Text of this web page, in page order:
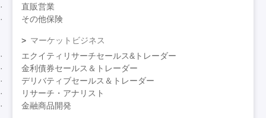
直販営業
その他保険
マーケットビジネス
エクイティリサーチセールス&トレーダー
金利債券セールス＆トレーダー
デリバティブセールス＆トレーダー
リサーチ・アナリスト
金融商品開発